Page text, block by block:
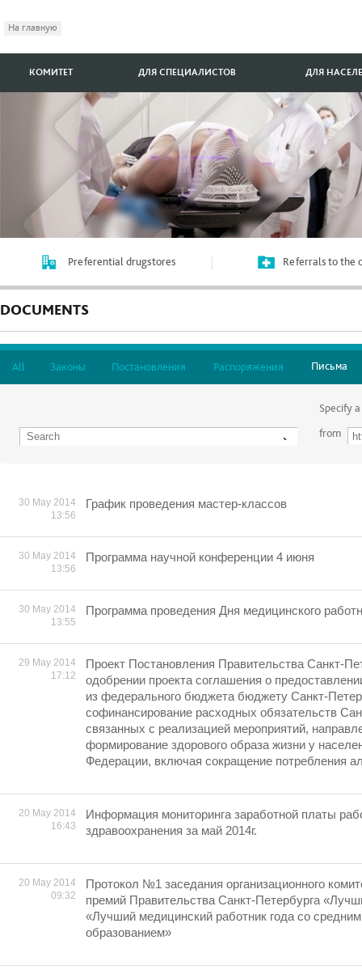
На главную
КОМИТЕТ ДЛЯ СПЕЦИАЛИСТОВ ДЛЯ
Preferential drugstores Referrals to the
DOCUMENTS
All Законы Постановления Распоряжения Письма
Specify
from
30 May 2014
13:56
График проведения мастер-классов
30 May 2014
13:56
Программа научной конференции 4 июня
30 May 2014
13:55
Программа проведения Дня медицинского
29 May 2014
17:12
Проект Постановления Правительства Санкт-
одобрении проекта соглашения о
из федерального бюджета бюджету Санкт-
софинансирование расходных обязательств
связанных с реализацией мероприятий,
формирование здорового образа жизни у
Федерации, включая сокращение потребления
20 May 2014
16:43
Информация мониторинга заработной платы
здравоохранения за май 2014г.
20 May 2014
09:32
Протокол №1 заседания организационного
премий Правительства Санкт-Петербурга
«Лучший медицинский работник года со
образованием»